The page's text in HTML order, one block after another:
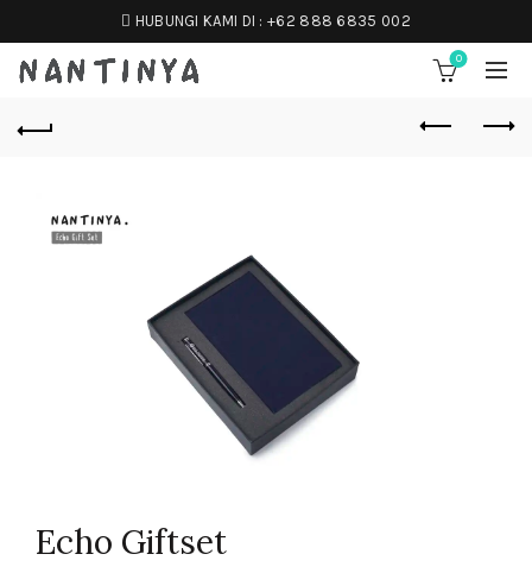
HUBUNGI KAMI DI :+62 888 6835 002
0
Echo Giftset